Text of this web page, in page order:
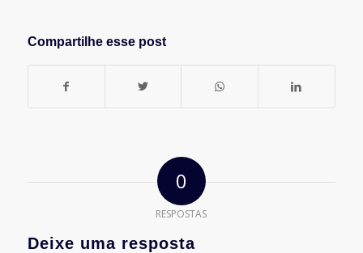
Compartilhe esse post
0
RESPOSTAS
Deixe uma resposta